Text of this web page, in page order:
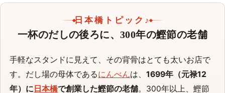
日本橋トピック♪
一杯のだしの後ろに、300年の鰹節の老舗
手軽なスタンドに見えて、その背骨はとても太いお店で
す。だし場の母体であるにんべんは、1699年（元禄12
年）に 日本橋で創業した鰹節の老舗。300年以上、鰹節